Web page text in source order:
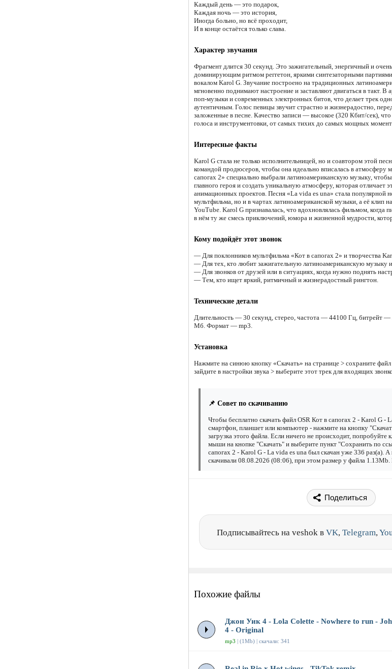
Каждый день — это подарок,
Каждая ночь — это история,
Иногда больно, но всё проходит,
И в конце остаётся только слава.
Характер звучания
Фрагмент длится 30 секунд. Это зажигательный, энергичный и
доминирующим ритмом реггетон, яркими синтезаторными
вокалом Karol G. Звучание построено на традиционных
мгновенно поднимают настроение и заставляют двигаться в такт.
поп-музыки и современных электронных битов, что делает трек
аутентичным. Голос певицы звучит страстно и жизнерадостно,
заложенные в песне. Качество записи — высокое (320 Кбит/сек),
голоса и инструментовки, от самых тихих до самых мощных
Интересные факты
Karol G стала не только исполнительницей, но и соавтором этой
командой продюсеров, чтобы она идеально вписалась в атмосферу
сапогах 2» специально выбрали латиноамериканскую музыку,
главного героя и создать уникальную атмосферу, которая отличает
анимационных проектов. Песня «La vida es una» стала популярной
мультфильма, но и в чартах латиноамериканской музыки, а её клип
YouTube. Karol G признавалась, что вдохновлялась фильмом, когда
в нём ту же смесь приключений, юмора и жизненной мудрости,
Кому подойдёт этот звонок
— Для поклонников мультфильма «Кот в сапогах 2» и творчества
— Для тех, кто любит зажигательную латиноамериканскую музыку и
— Для звонков от друзей или в ситуациях, когда нужно поднять
— Тем, кто ищет яркий, ритмичный и жизнерадостный рингтон.
Технические детали
Длительность — 30 секунд, стерео, частота — 44100 Гц, битрейт —
Мб. Формат — mp3.
Установка
Нажмите на синюю кнопку «Скачать» на странице > сохраните
зайдите в настройки звука > выберите этот трек для входящих
📌 Совет по скачиванию
Чтобы бесплатно скачать файл OSR Кот в сапогах 2 - Karol G -
смартфон, планшет или компьютер - нажмите на кнопку
загрузка этого файла. Если ничего не происходит, попробуйте
мыши на кнопке "Скачать" и выберите пункт "Сохранить по
сапогах 2 - Karol G - La vida es una был скачан уже 336 раз(а). А
скачивали 08.08.2026 (08:06), при этом размер у файла
Поделиться
Подписывайтесь на veshok в VK, Telegram,
Похожие файлы
Джон Уик 4 - Lola Colette - Nowhere to run -
4 - Original
mp3 | (1Mb) | скачали: 341